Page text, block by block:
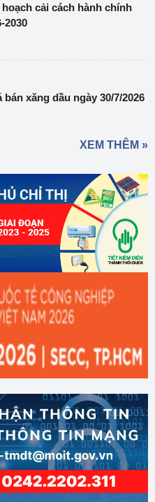
cải cách hành chính
2030
xăng dầu ngày 30/7/2026
XEM THÊM »